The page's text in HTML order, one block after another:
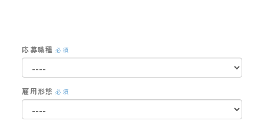
応募職種必須
雇用形態必須